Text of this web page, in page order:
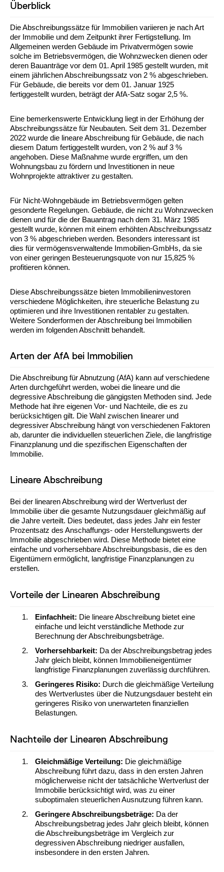
Überblick
Die Abschreibungssätze für Immobilien variieren je nach Art
der Immobilie und dem Zeitpunkt ihrer Fertigstellung. Im
Allgemeinen werden Gebäude im Privatvermögen sowie
solche im Betriebsvermögen, die Wohnzwecken dienen oder
deren Bauanträge vor dem 01. April 1985 gestellt wurden, mit
einem jährlichen Abschreibungssatz von 2 % abgeschrieben.
Für Gebäude, die bereits vor dem 01. Januar 1925
fertiggestellt wurden, beträgt der AfA-Satz sogar 2,5 %.
Eine bemerkenswerte Entwicklung liegt in der Erhöhung der
Abschreibungssätze für Neubauten. Seit dem 31. Dezember
2022 wurde die lineare Abschreibung für Gebäude, die nach
diesem Datum fertiggestellt wurden, von 2 % auf 3 %
angehoben. Diese Maßnahme wurde ergriffen, um den
Wohnungsbau zu fördern und Investitionen in neue
Wohnprojekte attraktiver zu gestalten.
Für Nicht-Wohngebäude im Betriebsvermögen gelten
gesonderte Regelungen. Gebäude, die nicht zu Wohnzwecken
dienen und für die der Bauantrag nach dem 31. März 1985
gestellt wurde, können mit einem erhöhten Abschreibungssatz
von 3 % abgeschrieben werden. Besonders interessant ist
dies für vermögensverwaltende Immobilien-GmbHs, da sie
von einer geringen Besteuerungsquote von nur 15,825 %
profitieren können.
Diese Abschreibungssätze bieten Immobilieninvestoren
verschiedene Möglichkeiten, ihre steuerliche Belastung zu
optimieren und ihre Investitionen rentabler zu gestalten.
Weitere Sonderformen der Abschreibung bei Immobilien
werden im folgenden Abschnitt behandelt.
Arten der AfA bei Immobilien
Die Abschreibung für Abnutzung (AfA) kann auf verschiedene
Arten durchgeführt werden, wobei die lineare und die
degressive Abschreibung die gängigsten Methoden sind. Jede
Methode hat ihre eigenen Vor- und Nachteile, die es zu
berücksichtigen gilt. Die Wahl zwischen linearer und
degressiver Abschreibung hängt von verschiedenen Faktoren
ab, darunter die individuellen steuerlichen Ziele, die langfristige
Finanzplanung und die spezifischen Eigenschaften der
Immobilie.
Lineare Abschreibung
Bei der linearen Abschreibung wird der Wertverlust der
Immobilie über die gesamte Nutzungsdauer gleichmäßig auf
die Jahre verteilt. Dies bedeutet, dass jedes Jahr ein fester
Prozentsatz des Anschaffungs- oder Herstellungswerts der
Immobilie abgeschrieben wird. Diese Methode bietet eine
einfache und vorhersehbare Abschreibungsbasis, die es den
Eigentümern ermöglicht, langfristige Finanzplanungen zu
erstellen.
Vorteile der Linearen Abschreibung
Einfachheit: Die lineare Abschreibung bietet eine
einfache und leicht verständliche Methode zur
Berechnung der Abschreibungsbeträge.
Vorhersehbarkeit: Da der Abschreibungsbetrag jedes
Jahr gleich bleibt, können Immobilieneigentümer
langfristige Finanzplanungen zuverlässig durchführen.
Geringeres Risiko: Durch die gleichmäßige Verteilung
des Wertverlustes über die Nutzungsdauer besteht ein
geringeres Risiko von unerwarteten finanziellen
Belastungen.
Nachteile der Linearen Abschreibung
Gleichmäßige Verteilung: Die gleichmäßige
Abschreibung führt dazu, dass in den ersten Jahren
möglicherweise nicht der tatsächliche Wertverlust der
Immobilie berücksichtigt wird, was zu einer
suboptimalen steuerlichen Ausnutzung führen kann.
Geringere Abschreibungsbeträge: Da der
Abschreibungsbetrag jedes Jahr gleich bleibt, können
die Abschreibungsbeträge im Vergleich zur
degressiven Abschreibung niedriger ausfallen,
insbesondere in den ersten Jahren.